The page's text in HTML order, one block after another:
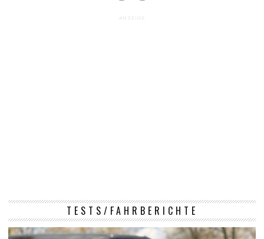
ANZEIGE
TESTS/FAHRBERICHTE